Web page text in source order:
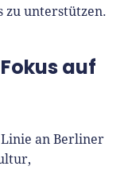
zu unterstützen.
auf
an Berliner